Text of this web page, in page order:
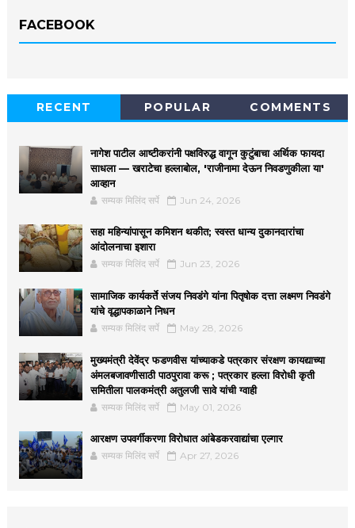
FACEBOOK
RECENT POPULAR COMMENTS
नागेश पाटील आष्टीकरांनी पक्षविरुद्ध वागून कुटुंबाचा अर्थिक फायदा
साधला — खराटेचा हल्लाबोल, 'राजीनामा देऊन निवडणुकीला या'
आव्हान
सम्यक मिलिंद सर्पे Jun 24, 2026
सहा महिन्यांपासून कमिशन थकीत; स्वस्त धान्य दुकानदारांचा
आंदोलनाचा इशारा
सम्यक मिलिंद सर्पे Jun 23, 2026
सामाजिक कार्यकर्ते संजय निवडंगे यांना पितृषोक दत्ता लक्ष्मण निवडंगे
यांचे वृद्धापकाळाने निधन
सम्यक मिलिंद सर्पे May 28, 2026
मुख्यमंत्री देवेंद्र फडणवीस यांच्याकडे पत्रकार संरक्षण कायद्याच्या
अंमलबजावणीसाठी पाठपुरावा करू ; पत्रकार हल्ला विरोधी कृती
समितीला पालकमंत्री अतुलजी सावे यांची ग्वाही
सम्यक मिलिंद सर्पे May 01, 2026
आरक्षण उपवर्गीकरणा विरोधात आंबेडकरवाद्यांचा एल्गार
सम्यक मिलिंद सर्पे Apr 27, 2026